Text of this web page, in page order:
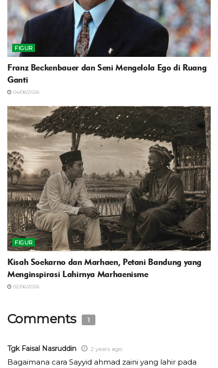
FIGUR
Franz Beckenbauer dan Seni Mengelola Ego di Ruang
Ganti
04/08/2026
FIGUR
Kisah Soekarno dan Marhaen, Petani Bandung yang
Menginspirasi Lahirnya Marhaenisme
02/06/2026
Comments 1
Tgk Faisal Nasruddin 2 years ago
Bagaimana cara Sayyid ahmad zaini yang lahir pada